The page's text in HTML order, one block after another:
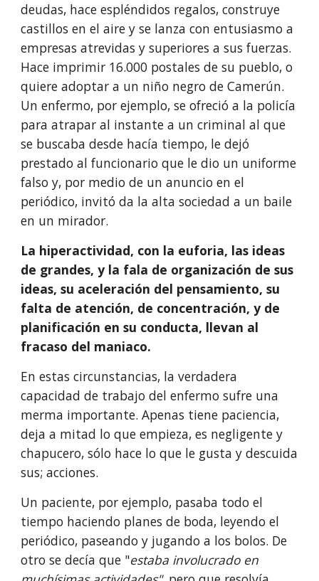
deudas, hace espléndidos regalos, construye
castillos en el aire y se lanza con entusiasmo a
empresas atrevidas y superiores a sus fuerzas.
Hace imprimir 16.000 postales de su pueblo, o
quiere adoptar a un niño negro de Camerún.
Un enfermo, por ejemplo, se ofreció a la policía
para atrapar al instante a un criminal al que
se buscaba desde hacía tiempo, le dejó
prestado al funcionario que le dio un uniforme
falso y, por medio de un anuncio en el
periódico, invitó da la alta sociedad a un baile
en un mirador.
La hiperactividad, con la euforia, las ideas
de grandes, y la fala de organización de sus
ideas, su aceleración del pensamiento, su
falta de atención, de concentración, y de
planificación en su conducta, llevan al
fracaso del maniaco.
En estas circunstancias, la verdadera
capacidad de trabajo del enfermo sufre una
merma importante. Apenas tiene paciencia,
deja a mitad lo que empieza, es negligente y
chapucero, sólo hace lo que le gusta y descuida
sus; acciones.
Un paciente, por ejemplo, pasaba todo el
tiempo haciendo planes de boda, leyendo el
periódico, paseando y jugando a los bolos. De
otro se decía que "estaba involucrado en